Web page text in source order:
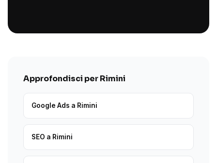
Approfondisci per Rimini
Google Ads a Rimini
SEO a Rimini